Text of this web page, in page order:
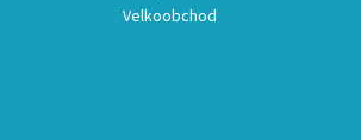
Velkoobchod